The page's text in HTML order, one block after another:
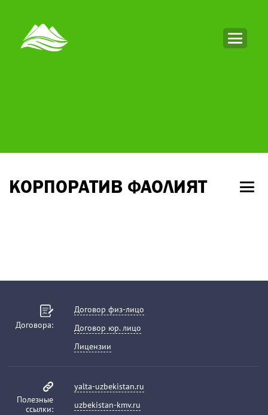
КОРПОРАТИВ ФАОЛИЯТ
Договора:
Договор физ-лицо
Договор юр. лицо
Лицензии
Полезные
ссылки:
yalta-uzbekistan.ru
uzbekistan-kmv.ru